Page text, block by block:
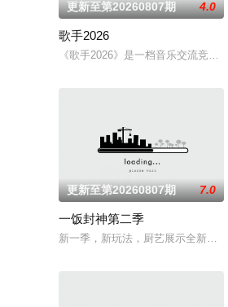
更新至第20260807期 4.0
歌手2026
《歌手2026》是一档音乐交流竞
更新至第20260807期 7.0
一饭封神第二季
新一季，新玩法，厨艺展示全新升